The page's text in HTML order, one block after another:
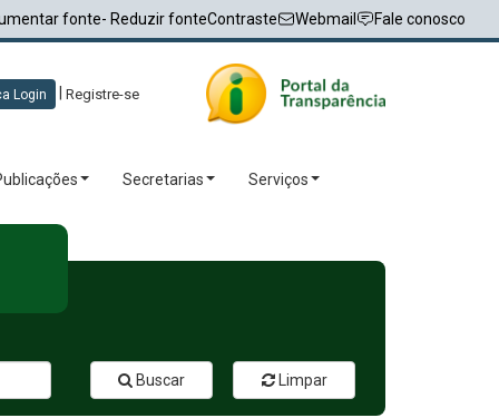
fonte- Reduzir fonteContraste Webmail Fale conosco
Login Registre-se
Secretarias Serviços
Buscar Limpar